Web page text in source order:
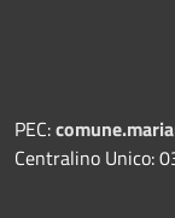
PEC:
Centralino Unico: